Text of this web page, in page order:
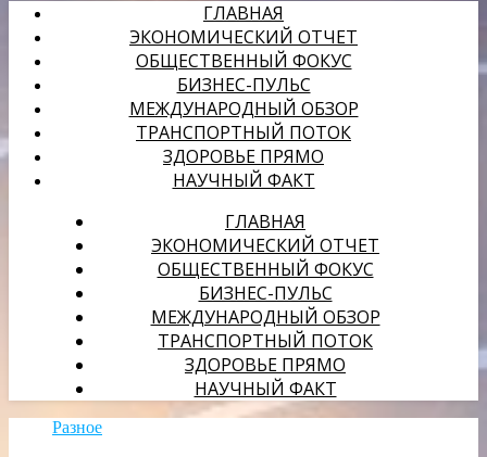
ГЛАВНАЯ
ЭКОНОМИЧЕСКИЙ ОТЧЕТ
ОБЩЕСТВЕННЫЙ ФОКУС
БИЗНЕС-ПУЛЬС
МЕЖДУНАРОДНЫЙ ОБЗОР
ТРАНСПОРТНЫЙ ПОТОК
ЗДОРОВЬЕ ПРЯМО
НАУЧНЫЙ ФАКТ
ГЛАВНАЯ
ЭКОНОМИЧЕСКИЙ ОТЧЕТ
ОБЩЕСТВЕННЫЙ ФОКУС
БИЗНЕС-ПУЛЬС
МЕЖДУНАРОДНЫЙ ОБЗОР
ТРАНСПОРТНЫЙ ПОТОК
ЗДОРОВЬЕ ПРЯМО
НАУЧНЫЙ ФАКТ
Разное